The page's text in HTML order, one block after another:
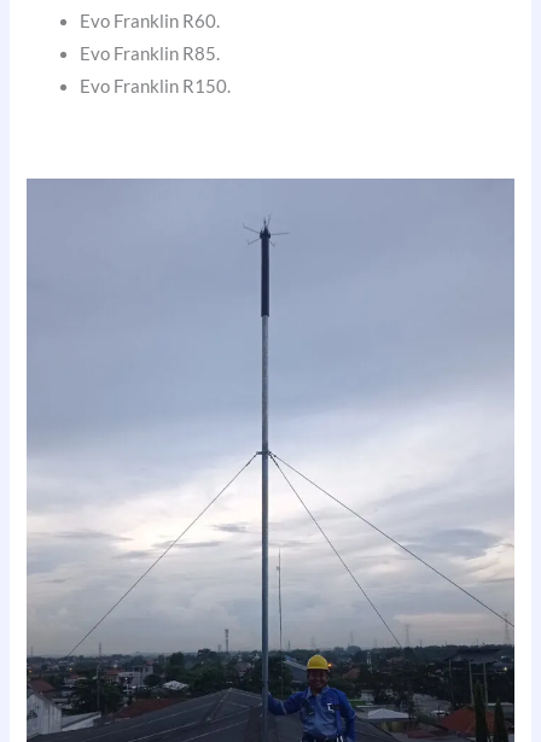
Evo Franklin R60.
Evo Franklin R85.
Evo Franklin R150.